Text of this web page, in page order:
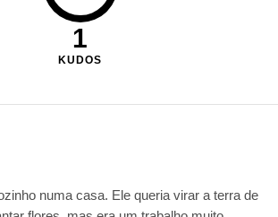
1
KUDOS
numa casa. Ele queria virar a terra de